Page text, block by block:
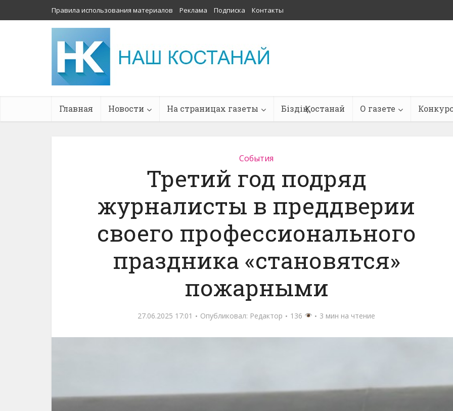
Правила использования материалов Реклама Подписка Контакты
Главная Новости На страницах газеты Біздің Қостанай О газете
События
Третий год подряд
журналисты в преддверии
своего профессионального
праздника «становятся»
пожарными
27.06.2025 17:01 Опубликовал: Редактор 136 3 мин на чтение